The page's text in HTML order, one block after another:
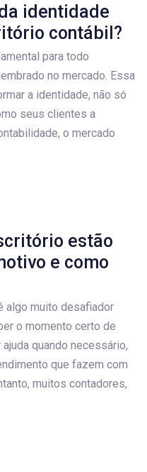
identidade
contábil?
para todo
no mercado. Essa
a identidade, não só
seus clientes a
o mercado
estão
e como
algo muito desafiador
o momento certo de
quando necessário,
que fazem com
muitos contadores,